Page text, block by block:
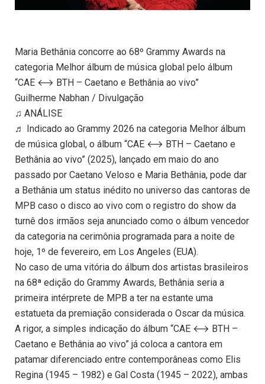
Maria Bethânia concorre ao 68º Grammy Awards na
categoria Melhor álbum de música global pelo álbum
“CAE ⟷ BTH – Caetano e Bethânia ao vivo”
Guilherme Nabhan / Divulgação
♫ ANÁLISE
♬ Indicado ao Grammy 2026 na categoria Melhor álbum
de música global, o álbum “CAE ⟷ BTH – Caetano e
Bethânia ao vivo” (2025), lançado em maio do ano
passado por Caetano Veloso e Maria Bethânia, pode dar
a Bethânia um status inédito no universo das cantoras de
MPB caso o disco ao vivo com o registro do show da
turnê dos irmãos seja anunciado como o álbum vencedor
da categoria na cerimônia programada para a noite de
hoje, 1º de fevereiro, em Los Angeles (EUA).
No caso de uma vitória do álbum dos artistas brasileiros
na 68ª edição do Grammy Awards, Bethânia seria a
primeira intérprete de MPB a ter na estante uma
estatueta da premiação considerada o Oscar da música.
A rigor, a simples indicação do álbum “CAE ⟷ BTH –
Caetano e Bethânia ao vivo” já coloca a cantora em
patamar diferenciado entre contemporâneas como Elis
Regina (1945 – 1982) e Gal Costa (1945 – 2022), ambas